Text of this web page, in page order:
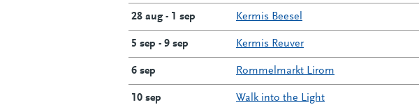
28 aug - 1 sep Kermis Beesel
5 sep - 9 sep Kermis Reuver
6 sep Rommelmarkt Lirom
10 sep Walk into the Light